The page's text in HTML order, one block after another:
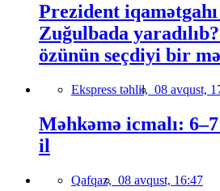
Prezident
Zuğulbada
özünün seçdiyi bir
Ekspress təhlil, 08 avqust,
Məhkəmə icmalı:
il
Qafqaz, 08 avqust, 16:47